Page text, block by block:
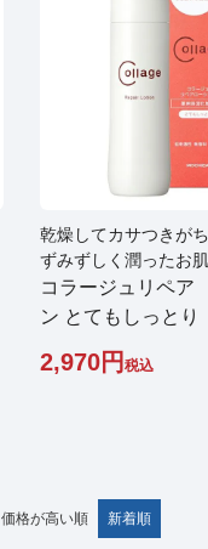
乾燥してカサつきが
ずみずしく潤ったお
コラージュリペ
ン とてもしっとり
2,970 税込
価格が高い順 新着順